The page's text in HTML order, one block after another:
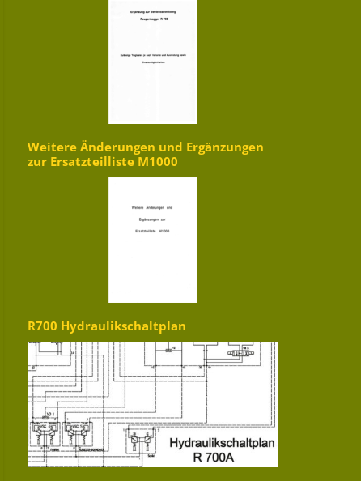
Weitere Änderungen und Ergänzungen
zur Ersatzteilliste M1000
R700 Hydraulikschaltplan